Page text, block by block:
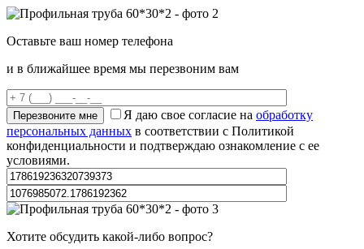
Оставьте ваш номер телефона
и в ближайшее время мы перезвоним вам
Я даю свое согласие на обработку
персональных данных в соответствии с Политикой
конфиденциальности и подтверждаю ознакомление с ее
условиями.
Хотите обсудить какой-либо вопрос?